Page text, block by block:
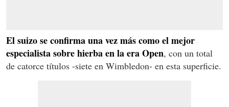
El suizo se confirma una vez más como el mejor
especialista sobre hierba en la era Open, con un total
de catorce títulos -siete en Wimbledon- en esta superficie.